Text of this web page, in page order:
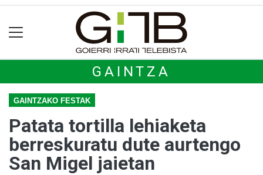
GAINTZA
GAINTZAKO FESTAK
Patata tortilla lehiaketa
berreskuratu dute aurtengo
San Migel jaietan